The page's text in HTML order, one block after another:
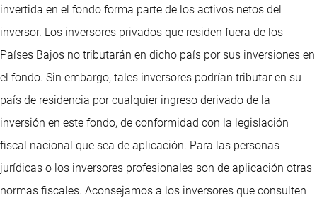
invertida en el fondo forma parte de los activos netos del
inversor. Los inversores privados que residen fuera de los
Países Bajos no tributarán en dicho país por sus inversiones en
el fondo. Sin embargo, tales inversores podrían tributar en su
país de residencia por cualquier ingreso derivado de la
inversión en este fondo, de conformidad con la legislación
fiscal nacional que sea de aplicación. Para las personas
jurídicas o los inversores profesionales son de aplicación otras
normas fiscales. Aconsejamos a los inversores que consulten